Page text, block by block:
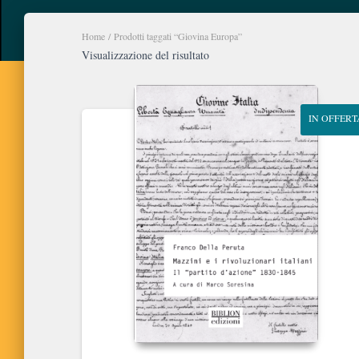
Home / Prodotti taggati “Giovina Europa”
Visualizzazione del risultato
IN